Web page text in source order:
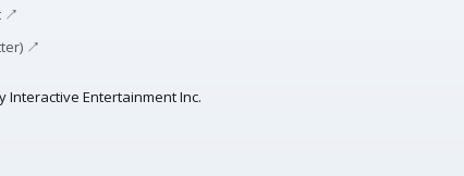
↗
↗
Entertainment Inc.